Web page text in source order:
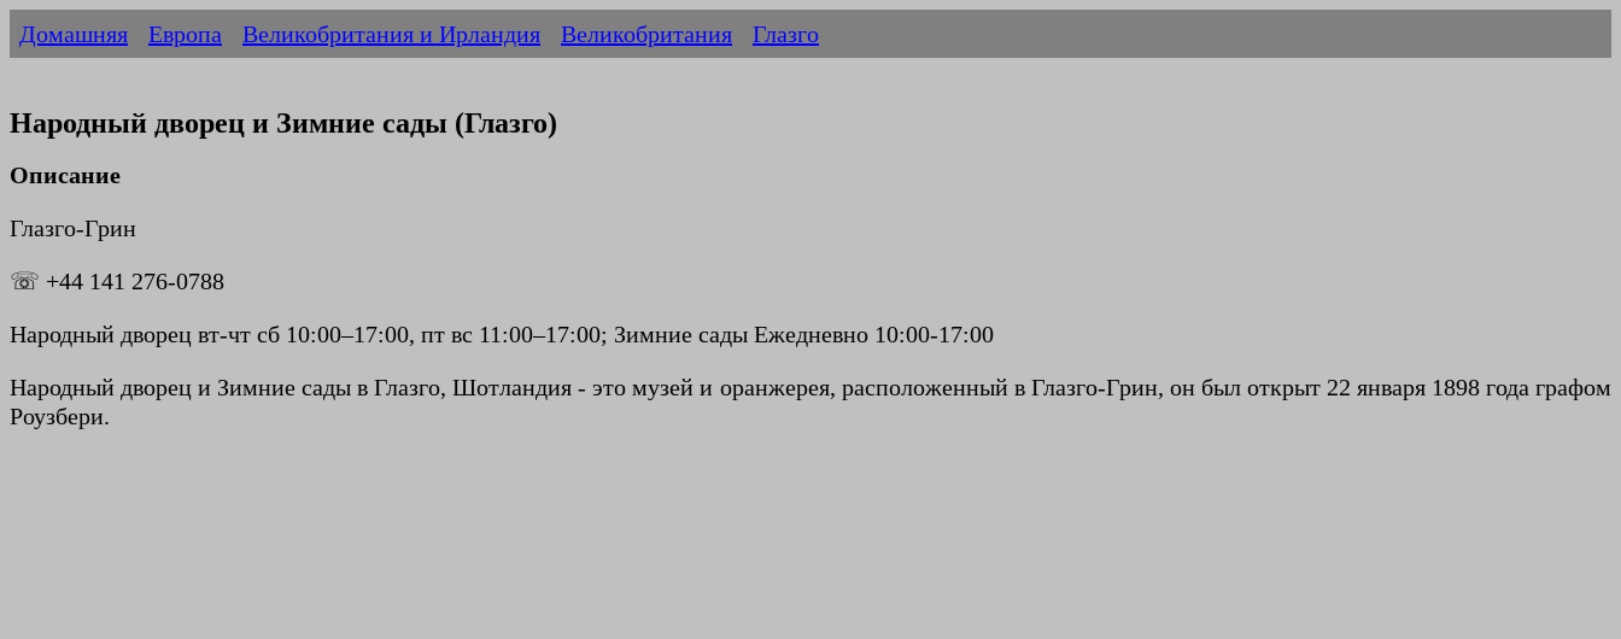
Домашняя Европа Великобритания и Ирландия Великобритания Глазго
Народный дворец и Зимние сады (Глазго)
Описание
Глазго-Грин
☏ ​​+44 141 276-0788
Народный дворец вт-чт сб 10:00–17:00, пт вс 11:00–17:00; Зимние сады Ежедневно 10:00-17:00
Народный дворец и Зимние сады в Глазго, Шотландия - это музей и оранжерея, расположенный в Глазго-Грин, он был открыт 22 января 1898 года графом
Роузбери.